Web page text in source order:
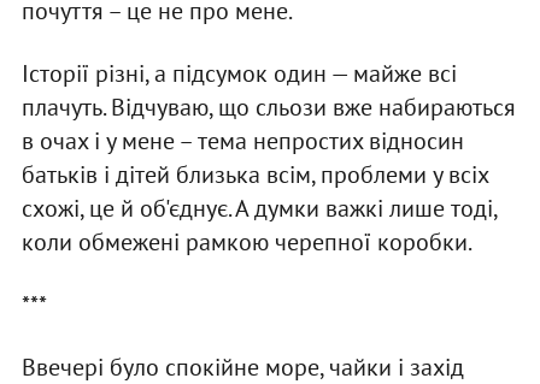
почуття – це не про мене.
Історії різні, а підсумок один — майже всі
плачуть. Відчуваю, що сльози вже набираються
в очах і у мене – тема непростих відносин
батьків і дітей близька всім, проблеми у всіх
схожі, це й об'єднує. А думки важкі лише тоді,
коли обмежені рамкою черепної коробки.
***
Ввечері було спокійне море, чайки і захід